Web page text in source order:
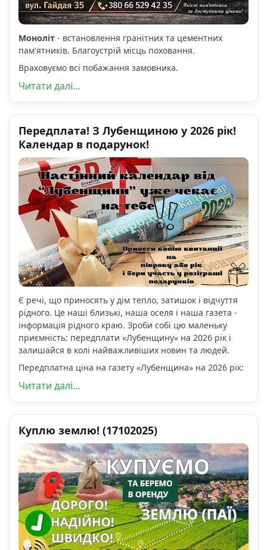
Моноліт - встановлення гранітних та цементних
пам'ятників. Благоустрій місць поховання.
Враховуємо всі побажання замовника.
Читати далі...
Передплата! З Лубенщиною у 2026 рік!
Календар в подарунок!
Є речі, що приносять у дім тепло, затишок і відчуття
рідного. Це наші близькі, наша оселя і наша газета -
інформація рідного краю. Зроби собі цю маленьку
приємність: передплати «Лубенщину» на 2026 рік і
залишайся в колі найважливіших новин та людей.
Передплатна ціна на газету «Лубенщина» на 2026 рік:
Читати далі...
Куплю землю! (17102025)